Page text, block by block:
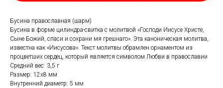
Бусина православная (шарм)
Бусина в форме цилиндра-свитка с молитвой «Господи Иисусе Христе,
Сыне Божий, спаси и сохрани мя грешнаго». Эта каноническая молитва,
известна как «Иисусова». Текст молитвы обрамлен орнаментом из
процветших сердец, который является символом Любви в православии
Средний вес: 3,5 г
Размер: 12х8 мм
Внутренний диаметр: 5 мм